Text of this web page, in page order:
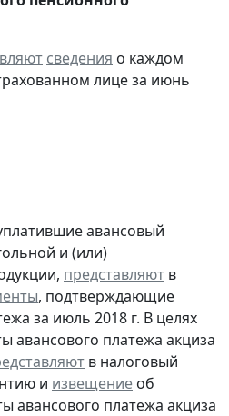
сведения о каждом
лице за июнь
авансовый
и (или)
представляют в
, подтверждающие
за июль 2018 г. В целях
авансового платежа акциза
в налоговый
и извещение об
авансового платежа акциза